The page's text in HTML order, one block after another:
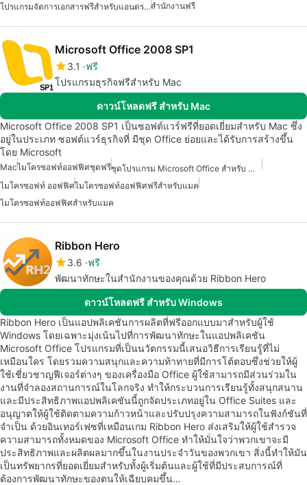
โปรแกรมจัดการเอกสารฟรีสำหรับแอนดรอยด์สำนักงานฟรี
Microsoft Office 2008 SP1
3.1
ฟรี
โปรแกรมธุรกิจฟรีสำหรับ Mac
ดาวน์โหลดฟรี สำหรับ Mac
Microsoft Office 2008 SP1 เป็นซอฟต์แวร์ฟรีที่ยอดเยี่ยมสำหรับ Mac ซึ่ง
อยู่ในประเภท ซอฟต์แวร์ธุรกิจที่ มีชุด Office ย่อยและได้รับการสร้างขึ้น
โดย Microsoft
Macไมโครซอฟท์ออฟฟิศชุดฟรี
ชุดโปรแกรม Microsoft Office สำหรับ Mac
ไมโครซอฟท์ ออฟฟิศไมโครซอฟท์ออฟฟิศฟรีสำหรับแมค
ไมโครซอฟท์ออฟฟิศสำหรับแมค
Ribbon Hero
3.6 ฟรี
พัฒนาทักษะในสำนักงานของคุณด้วย Ribbon Hero
ดาวน์โหลดฟรี สำหรับ Windows
Ribbon Hero เป็นแอปพลิเคชันการผลิตที่ฟรีออกแบบมาสำหรับผู้ใช้
Windows โดยเฉพาะมุ่งเน้นไปที่การพัฒนาทักษะในแอปพลิเคชัน
Microsoft Office โปรแกรมที่เป็นนวัตกรรมนี้เสนอวิธีการเรียนรู้ที่ไม่
เหมือนใคร โดยรวมความสนุกและความท้าทายที่มีการโต้ตอบซึ่งช่วยให้ผู้
ใช้เชี่ยวชาญฟีเจอร์ต่างๆ ของเครื่องมือ Office ผู้ใช้สามารถมีส่วนร่วมใน
งานที่จำลองสถานการณ์ในโลกจริง ทำให้กระบวนการเรียนรู้ทั้งสนุกสนาน
และมีประสิทธิภาพแอปพลิเคชันนี้ถูกจัดประเภทอยู่ใน Office Suites และ
อนุญาตให้ผู้ใช้ติดตามความก้าวหน้าและปรับปรุงความสามารถในฟังก์ชันที่
จำเป็น ด้วยอินเทอร์เฟซที่เหมือนเกม Ribbon Hero ส่งเสริมให้ผู้ใช้สำรวจ
ความสามารถทั้งหมดของ Microsoft Office ทำให้มั่นใจว่าพวกเขาจะมี
ประสิทธิภาพและผลิตผลมากขึ้นในงานประจำวันของพวกเขา สิ่งนี้ทำให้มัน
เป็นทรัพยากรที่ยอดเยี่ยมสำหรับทั้งผู้เริ่มต้นและผู้ใช้ที่มีประสบการณ์ที่
ต้องการพัฒนาทักษะของตนให้เฉียบคมขึ้น…